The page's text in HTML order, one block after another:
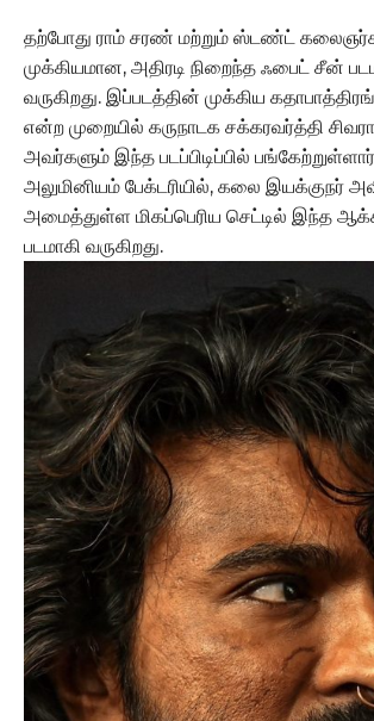
தற்போது ராம் சரண் மற்றும் ஸ்டண்ட்
முக்கியமான, அதிரடி நிறைந்த ஃபைட் சீன்
வருகிறது. இப்படத்தின் முக்கிய
என்ற முறையில் கருநாடக சக்கரவர்த்தி
அவர்களும் இந்த படப்பிடிப்பில்
அலுமினியம் பேக்டரியில், கலை இயக்குநர்
அமைத்துள்ள மிகப்பெரிய செட்டில் இந்த
படமாகி வருகிறது.